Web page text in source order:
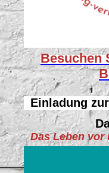
Besuchen
Einladung
Das Leben vor